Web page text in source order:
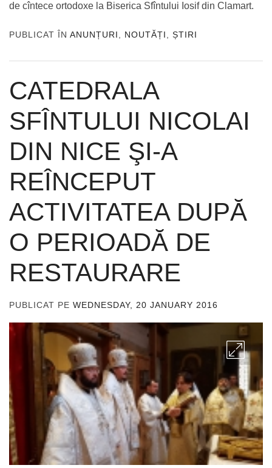
de cîntece ortodoxe la Biserica Sfîntului Iosif din Clamart.
PUBLICAT ÎN ANUNȚURI NOUTĂȚI ȘTIRI
CATEDRALA
SFÎNTULUI NICOLAI
DIN NICE ŞI-A
REÎNCEPUT
ACTIVITATEA DUPĂ
O PERIOADĂ DE
RESTAURARE
PUBLICAT PE WEDNESDAY, 20 JANUARY 2016